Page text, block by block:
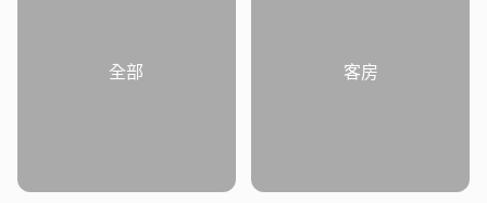
全部 客房